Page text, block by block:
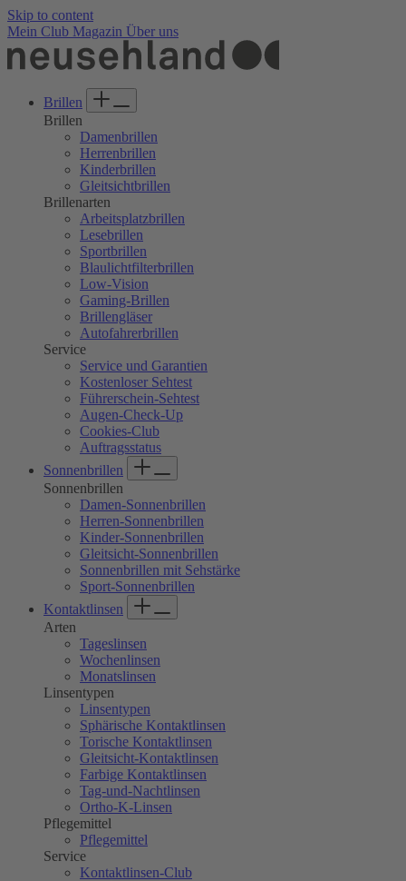
Willkommen
beim
All-
Screenreader
Barrierefreiheit.
Screenreader
Barrierefreiheit
Tastenkombination
Screenreader,
Navigieren
Interagieren
Skip to content
Mein Club Magazin Über uns
Brillen
Brillen
Damenbrillen
Herrenbrillen
Kinderbrillen
Gleitsichtbrillen
Brillenarten
Arbeitsplatzbrillen
Lesebrillen
Sportbrillen
Blaulichtfilterbrillen
Low-Vision
Gaming-Brillen
Brillengläser
Autofahrerbrillen
Service
Service und Garantien
Kostenloser Sehtest
Führerschein-Sehtest
Augen-Check-Up
Cookies-Club
Auftragsstatus
Sonnenbrillen
Sonnenbrillen
Damen-Sonnenbrillen
Herren-Sonnenbrillen
Kinder-Sonnenbrillen
Gleitsicht-Sonnenbrillen
Sonnenbrillen mit Sehstärke
Sport-Sonnenbrillen
Kontaktlinsen
Arten
Tageslinsen
Wochenlinsen
Monatslinsen
Linsentypen
Linsentypen
Sphärische Kontaktlinsen
Torische Kontaktlinsen
Gleitsicht-Kontaktlinsen
Farbige Kontaktlinsen
Tag-und-Nachtlinsen
Ortho-K-Linsen
Pflegemittel
Pflegemittel
Service
Kontaktlinsen-Club